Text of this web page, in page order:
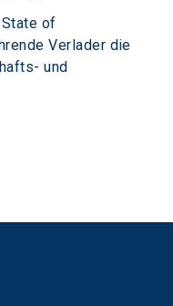
of
Verlader die
und